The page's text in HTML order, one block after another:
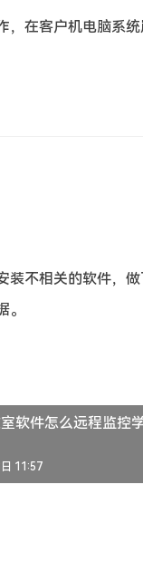
，在客户机电脑系
装不相关的软件，
软件怎么远程监控
11:57